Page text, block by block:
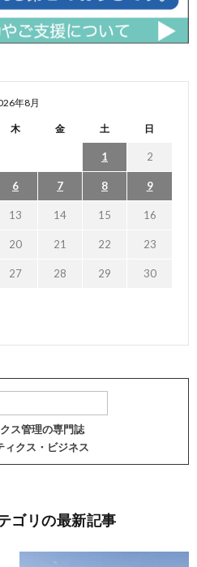
年8月
木 金 土 日
1 2
6 7 8 9
13 14 15 16
20 21 22 23
27 28 29 30
ス管理の専門誌
ィクス・ビジネス
ゴリの最新記事